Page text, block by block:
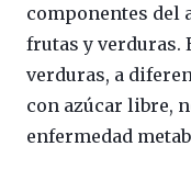
componentes del
frutas y verduras.
verduras, a
con azúcar libre,
enfermedad